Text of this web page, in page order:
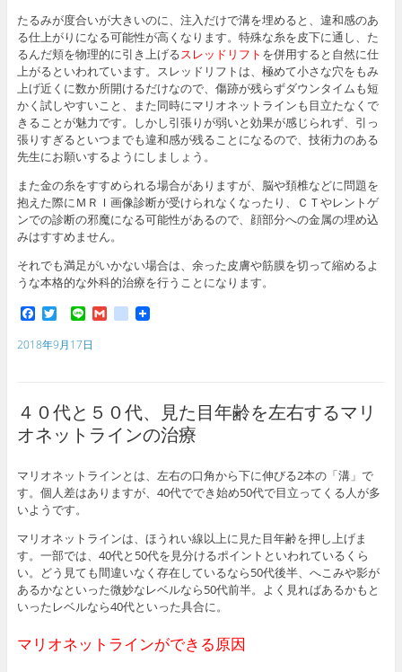
たるみが度合いが大きいのに、注入だけで溝を埋めると、違和感のあ
る仕上がりになる可能性が高くなります。特殊な糸を皮下に通し、た
るんだ頬を物理的に引き上げるスレッドリフト を併用すると自然に仕
上がるといわれています。スレッドリフトは、極めて小さな穴をもみ
上げ近くに数か所開けるだけなので、傷跡が残らずダウンタイムも短
かく試しやすいこと、また同時にマリオネットラインも目立たなくで
きることが魅力です。しかし引張りが弱いと効果が感じられず、引っ
張りすぎるといつまでも違和感が残ることになるので、技術力のある
先生にお願いするようにしましょう。
また金の糸をすすめられる場合がありますが、脳や頚椎などに問題を
抱えた際にＭＲＩ画像診断が受けられなくなったり、ＣＴやレントゲ
ンでの診断の邪魔になる可能性があるので、顔部分への金属の埋め込
みはすすめません。
それでも満足がいかない場合は、余った皮膚や筋膜を切って縮めるよ
うな本格的な外科的治療を行うことになります。
F
c
k
T
i
t
r
L
n
e
G g
_
b
o
o
m
a
r
2018年9月17日
４０代と５０代、見た目年齢を左右するマリ
オネットラインの治療
マリオネットラインとは、左右の口角から下に伸びる2本の「溝」で
す。個人差はありますが、40代ででき始め50代で目立ってくる人が多
いようです。
マリオネットラインは、ほうれい線以上に見た目年齢を押し上げま
す。一部では、40代と50代を見分けるポイントといわれているくら
い。どう見ても間違いなく存在しているなら50代後半、へこみや影が
あるかなといった微妙なレベルなら50代前半。よく見ればあるかもと
いったレベルなら40代といった具合に。
マリオネットラインができる原因